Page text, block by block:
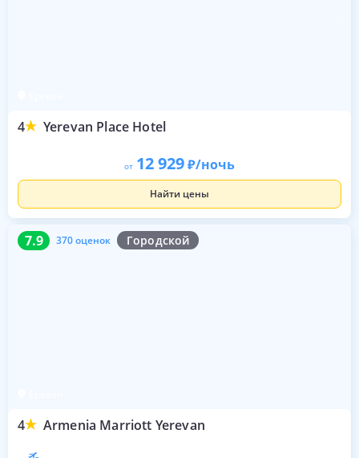
4 Yerevan Place Hotel
от 12 929 /ночь
Найти цены
7.9 370 оценок Городской
4 Armenia Marriott Yerevan
7.9 370 оценок